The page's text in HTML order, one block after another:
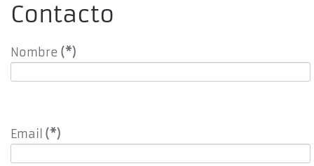
Contacto
Nombre (*)
Email (*)